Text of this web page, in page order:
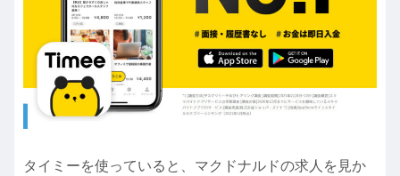
タイミーを使っていると、マクドナルドの求人を見か